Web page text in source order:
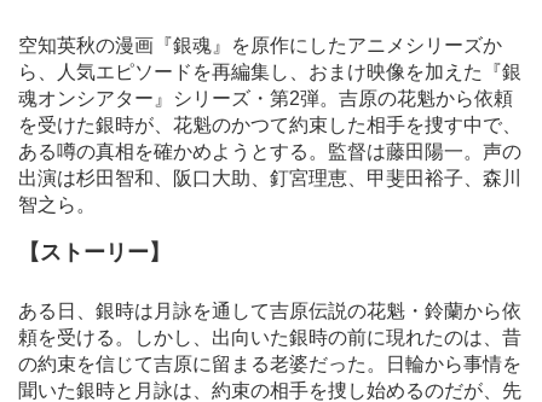
空知英秋の漫画『銀魂』を原作にしたアニメシリーズか
ら、人気エピソードを再編集し、おまけ映像を加えた『銀
魂オンシアター』シリーズ・第2弾。吉原の花魁から依頼
を受けた銀時が、花魁のかつて約束した相手を捜す中で、
ある噂の真相を確かめようとする。監督は藤田陽一。声の
出演は杉田智和、阪口大助、釘宮理恵、甲斐田裕子、森川
智之ら。
【ストーリー】
ある日、銀時は月詠を通して吉原伝説の花魁・鈴蘭から依
頼を受ける。しかし、出向いた銀時の前に現れたのは、昔
の約束を信じて吉原に留まる老婆だった。日輪から事情を
聞いた銀時と月詠は、約束の相手を捜し始めるのだが、先